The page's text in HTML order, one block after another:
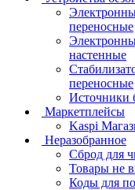
переносные
настенные
переносные
Источники
Маркетплейсы
Kaspi
Неразобранное
Сброд для
Товары не
Коды для